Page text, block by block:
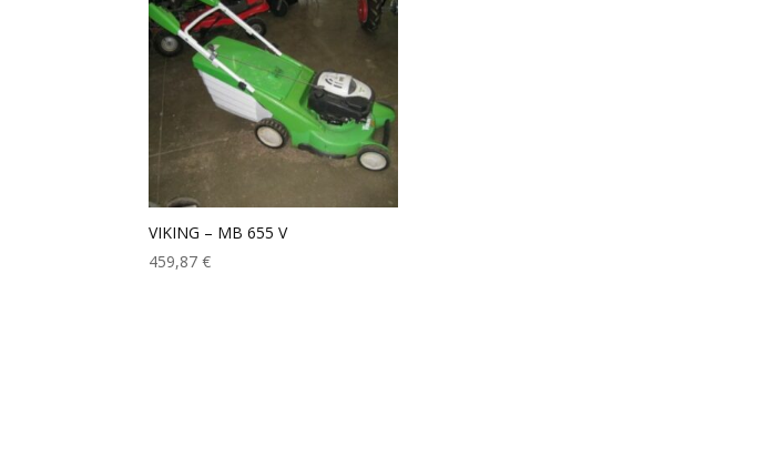
VIKING – MB 655 V
459,87€